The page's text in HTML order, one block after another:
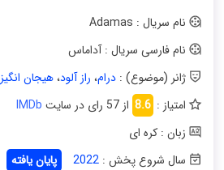
نام سریال : Adamas
نام فارسی سریال : آداماس
ژانر (موضوع) :درام، راز آلود،هیجان انگیز
امتیاز : 8.6 از 57 رای در سایت
IMDb
زبان : کره ای
سال شروع پخش :2022
پایان یافته